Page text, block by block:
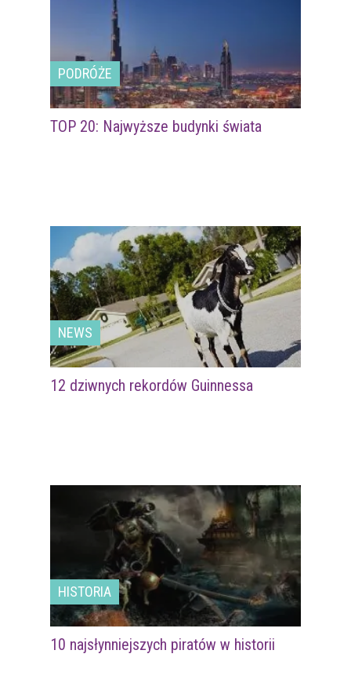
PODRÓŻE
TOP 20: Najwyższe budynki świata
NEWS
12 dziwnych rekordów Guinnessa
HISTORIA
10 najsłynniejszych piratów w historii